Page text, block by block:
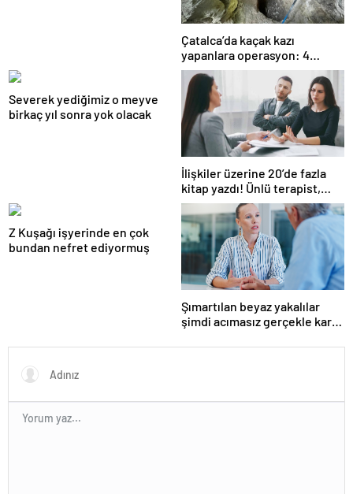
Çatalca’da kaçak kazı
yapanlara operasyon: 4
gözaltı
Severek yediğimiz o meyve
birkaç yıl sonra yok olacak
İlişkiler üzerine 20’de fazla
kitap yazdı! Ünlü terapist,
boşanmaların gerçek
suçlularını açıklıyor
Z Kuşağı işyerinde en çok
bundan nefret ediyormuş
Şımartılan beyaz yakalılar
şimdi acımasız gerçekle karşı